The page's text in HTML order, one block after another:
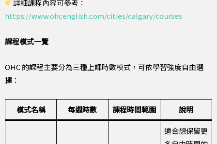
詳細課程內容可參考：
https://www.ohcenglish.com/cities/calgary/courses
課程模式一覽
OHC 的課程主要分為三種上課時數模式，可依學習強度自由選
擇：
模式名稱 每週時數 課程時間範圍 說明
適合想保留更